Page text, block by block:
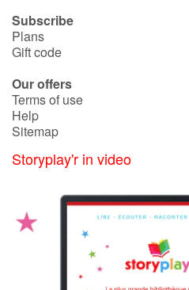
Learning
Documentaries
At school
Festivals and events
Subscribe
Plans
Gift code
Our offers
Terms of use
Help
Sitemap
Storyplay'r in video